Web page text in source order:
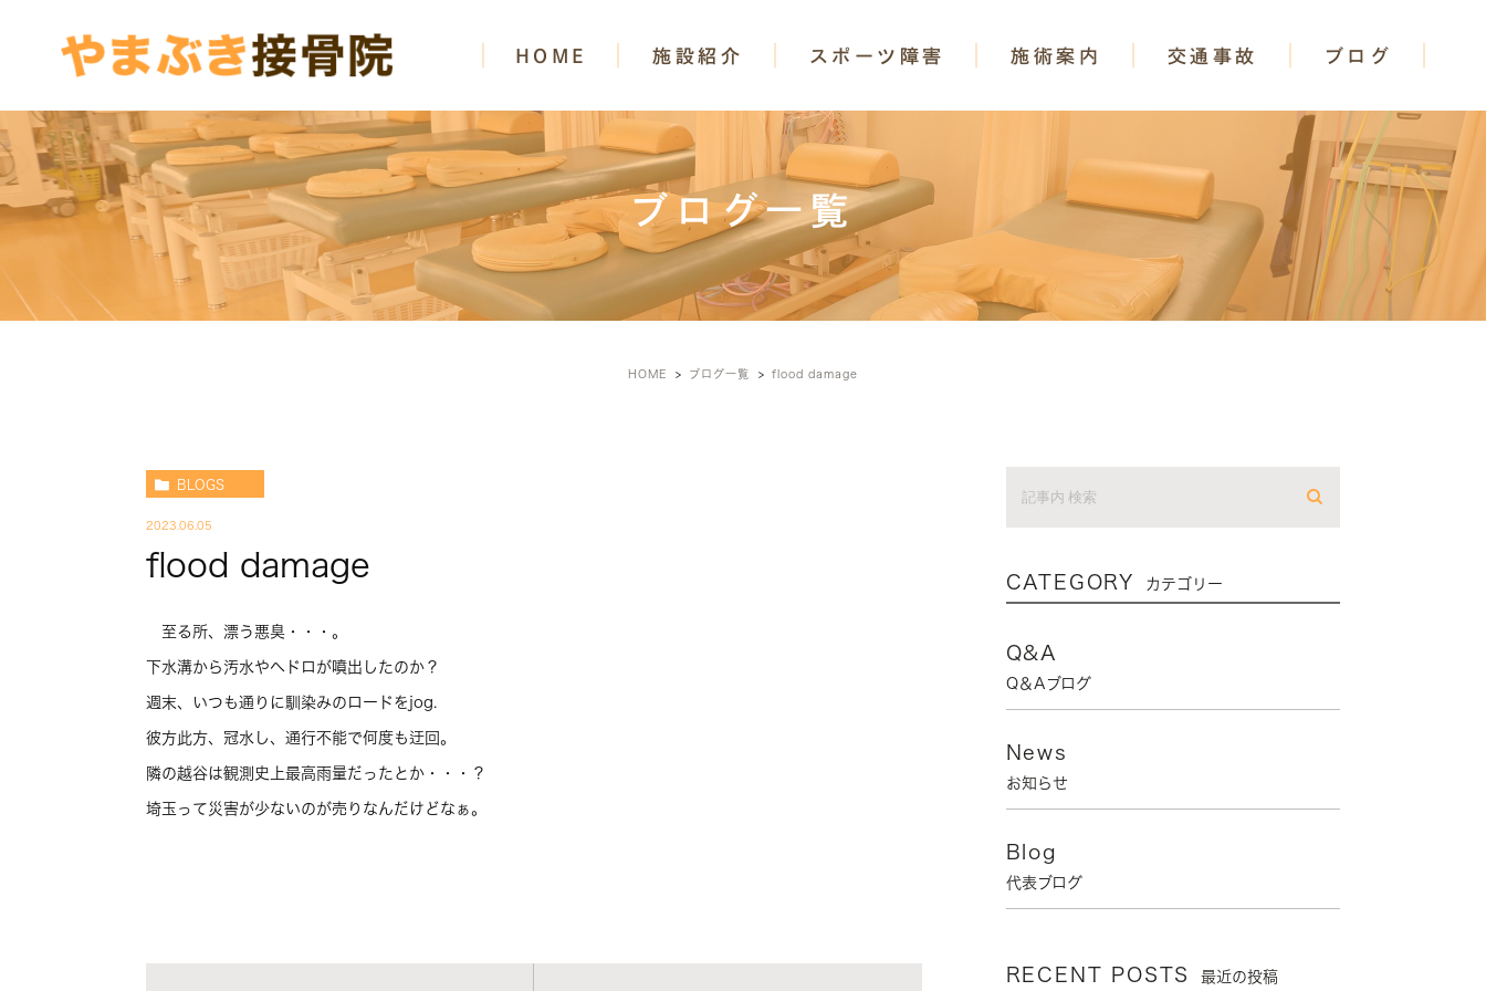
HOME 施設紹介 スポーツ障害 施術案内 交通事故 ブログ
ブログ一覧
HOME ブログ一覧 flood damage
BLOGS
2023.06.05
flood damage
至る所、漂う悪臭・・・。
下水溝から汚水やヘドロが噴出したのか？
週末、いつも通りに馴染みのロードをjog.
彼方此方、冠水し、通行不能で何度も迂回。
隣の越谷は観測史上最高雨量だったとか・・・？
埼玉って災害が少ないのが売りなんだけどなぁ。
CATEGORY カテゴリー
Q&A
Q＆Aブログ
News
お知らせ
Blog
代表ブログ
RECENT POSTS 最近の投稿